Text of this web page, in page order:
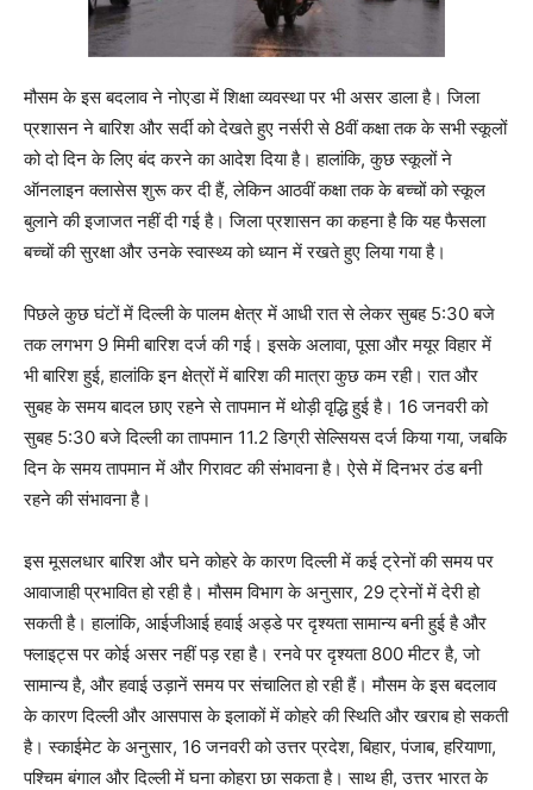
मौसम के इस बदलाव ने नोएडा में शिक्षा व्यवस्था पर भी असर डाला है। जिला
प्रशासन ने बारिश और सर्दी को देखते हुए नर्सरी से 8वीं कक्षा तक के सभी स्कूलों
को दो दिन के लिए बंद करने का आदेश दिया है। हालांकि, कुछ स्कूलों ने
ऑनलाइन क्लासेस शुरू कर दी हैं, लेकिन आठवीं कक्षा तक के बच्चों को स्कूल
बुलाने की इजाजत नहीं दी गई है। जिला प्रशासन का कहना है कि यह फैसला
बच्चों की सुरक्षा और उनके स्वास्थ्य को ध्यान में रखते हुए लिया गया है।
पिछले कुछ घंटों में दिल्ली के पालम क्षेत्र में आधी रात से लेकर सुबह 5:30 बजे
तक लगभग 9 मिमी बारिश दर्ज की गई। इसके अलावा, पूसा और मयूर विहार में
भी बारिश हुई, हालांकि इन क्षेत्रों में बारिश की मात्रा कुछ कम रही। रात और
सुबह के समय बादल छाए रहने से तापमान में थोड़ी वृद्धि हुई है। 16 जनवरी को
सुबह 5:30 बजे दिल्ली का तापमान 11.2 डिग्री सेल्सियस दर्ज किया गया, जबकि
दिन के समय तापमान में और गिरावट की संभावना है। ऐसे में दिनभर ठंड बनी
रहने की संभावना है।
इस मूसलधार बारिश और घने कोहरे के कारण दिल्ली में कई ट्रेनों की समय पर
आवाजाही प्रभावित हो रही है। मौसम विभाग के अनुसार, 29 ट्रेनों में देरी हो
सकती है। हालांकि, आईजीआई हवाई अड्डे पर दृश्यता सामान्य बनी हुई है और
फ्लाइट्स पर कोई असर नहीं पड़ रहा है। रनवे पर दृश्यता 800 मीटर है, जो
सामान्य है, और हवाई उड़ानें समय पर संचालित हो रही हैं। मौसम के इस बदलाव
के कारण दिल्ली और आसपास के इलाकों में कोहरे की स्थिति और खराब हो सकती
है। स्काईमेट के अनुसार, 16 जनवरी को उत्तर प्रदेश, बिहार, पंजाब, हरियाणा,
पश्चिम बंगाल और दिल्ली में घना कोहरा छा सकता है। साथ ही, उत्तर भारत के